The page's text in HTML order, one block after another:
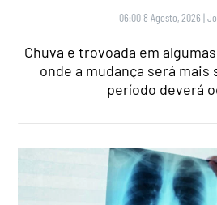
06:00 8 Agosto, 2026 |
Chuva e trovoada em
onde a mudança será mais
período deverá